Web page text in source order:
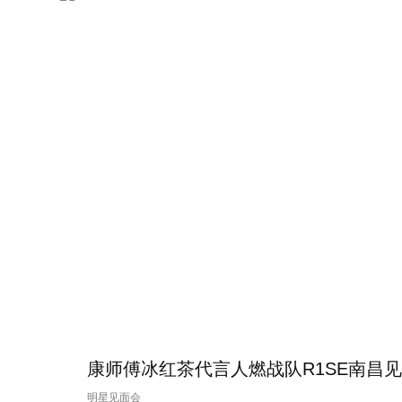
康师傅冰红茶代言人燃战队R1SE南昌
明星见面会